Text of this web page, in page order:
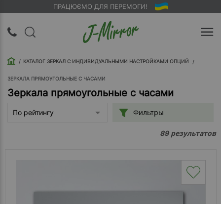
ПРАЦЮЄМО ДЛЯ ПЕРЕМОГИ!
Вход |
О
Доставка
КАТАЛОГ ЗЕРКАЛ С ИНДИВИДУАЛЬНЫМИ НАСТРОЙКАМИ ОПЦИЙ
ЗЕРКАЛА ПРЯМОУГОЛЬНЫЕ С ЧАСАМИ
Зеркала прямоугольные с часами
По рейтингу Фильтры
89результатов